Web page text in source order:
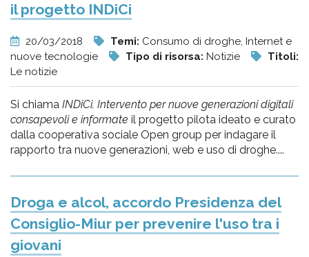
il progetto INDiCi
20/03/2018 Temi: Consumo di droghe, Internet e
nuove tecnologie
Tipo di risorsa: Notizie
Titoli:
Le notizie
Si chiama INDiCi. Intervento per nuove generazioni digitali
consapevoli e informate il progetto pilota ideato e curato
dalla cooperativa sociale Open group per indagare il
rapporto tra nuove generazioni, web e uso di droghe....
Droga e alcol, accordo Presidenza del
Consiglio-Miur per prevenire l'uso tra i
giovani